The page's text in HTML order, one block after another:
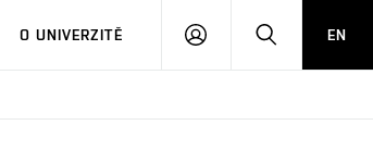
O UNIVERZITĚ
PŘIHLÁSIT HLEDATEN